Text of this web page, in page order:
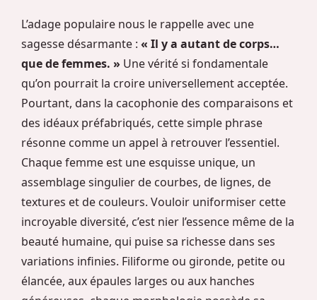
L’adage populaire nous le rappelle avec une
sagesse désarmante : « Il y a autant de corps…
que de femmes. » Une vérité si fondamentale
qu’on pourrait la croire universellement acceptée.
Pourtant, dans la cacophonie des comparaisons et
des idéaux préfabriqués, cette simple phrase
résonne comme un appel à retrouver l’essentiel.
Chaque femme est une esquisse unique, un
assemblage singulier de courbes, de lignes, de
textures et de couleurs. Vouloir uniformiser cette
incroyable diversité, c’est nier l’essence même de la
beauté humaine, qui puise sa richesse dans ses
variations infinies. Filiforme ou gironde, petite ou
élancée, aux épaules larges ou aux hanches